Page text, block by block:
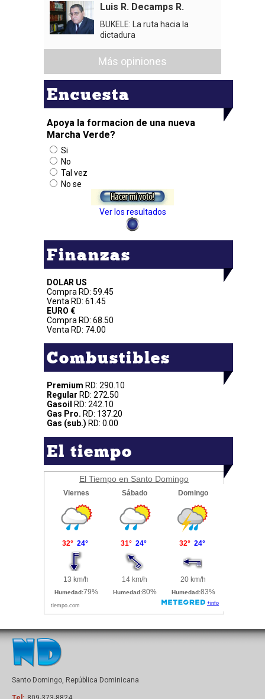
Luis R. Decamps R.
BUKELE: La ruta hacia la
dictadura
Más opiniones
Encuesta
Apoya la formacion de una nueva
Marcha Verde?
Si
No
Tal vez
No se
Ver los resultados
Finanzas
DOLAR US
Compra RD: 59.45
Venta RD: 61.45
EURO €
Compra RD: 68.50
Venta RD: 74.00
Combustibles
Premium RD: 290.10
Regular RD: 272.50
Gasoil
RD: 242.10
Gas Pro. RD: 137.20
Gas (sub.) RD: 0.00
El tiempo
El Tiempo en Santo Domingo
Santo Domingo, República Dominicana